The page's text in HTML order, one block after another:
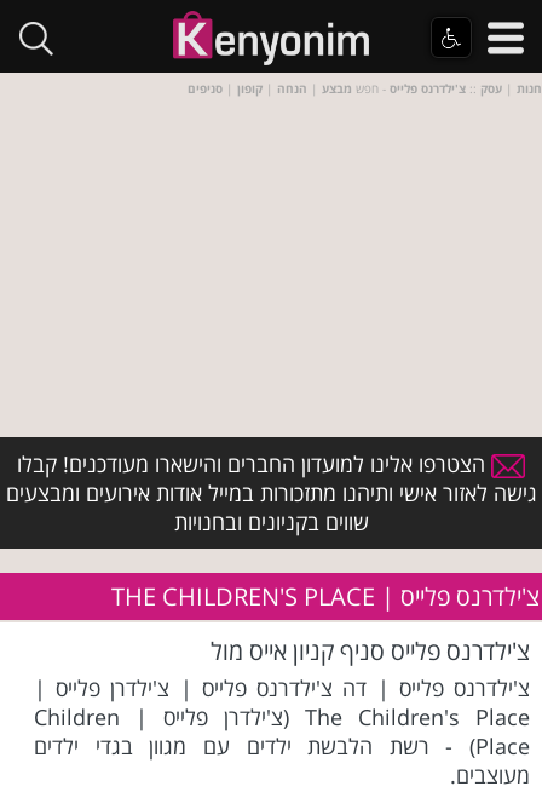
חנות | עסק :: צ'ילדרנס פלייס - חפש מבצע | הנחה | קופון | סניפים
הצטרפו אלינו למועדון החברים והישארו מעודכנים! קבלו
גישה לאזור אישי ותיהנו מתזכורות במייל אודות אירועים ומבצעים
שווים בקניונים ובחנויות
צ'ילדרנס פלייס | THE CHILDREN'S PLACE
צ'ילדרנס פלייס סניף קניון אייס מול
צ'ילדרנס פלייס | דה צ'ילדרנס פלייס | צ'ילדרן פלייס |
The Children's Place (צ'ילדרן פלייס | Children
Place) - רשת הלבשת ילדים עם מגוון בגדי ילדים
מעוצבים.